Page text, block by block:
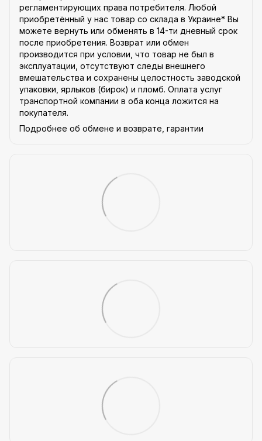
регламентирующих права потребителя. Любой
приобретённый у нас товар со склада в Украине* Вы
можете вернуть или обменять в 14-ти дневный срок
после приобретения. Возврат или обмен
производится при условии, что товар не был в
эксплуатации, отсутствуют следы внешнего
вмешательства и сохранены целостность заводской
упаковки, ярлыков (бирок) и пломб. Оплата услуг
транспортной компании в оба конца ложится на
покупателя.
Подробнее об обмене и возврате, гарантии